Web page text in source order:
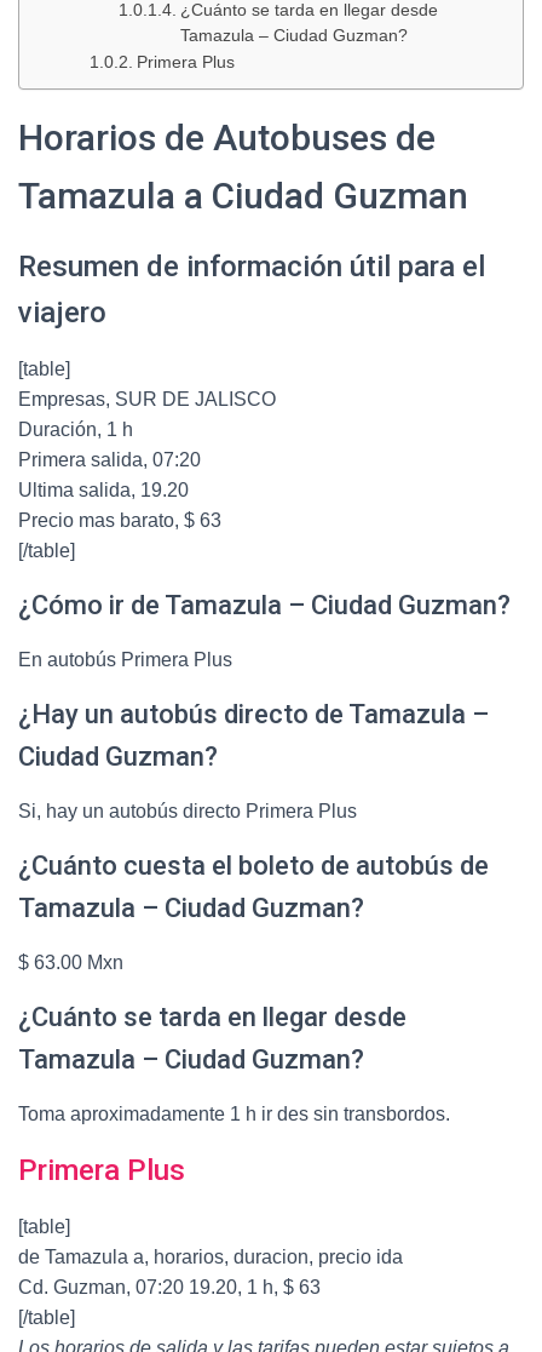
¿Cuánto se tarda en llegar desde
Tamazula – Ciudad Guzman?
Primera Plus
Horarios de Autobuses de
Tamazula a Ciudad Guzman
Resumen de información útil para el
viajero
[table]
Empresas, SUR DE JALISCO
Duración, 1 h
Primera salida, 07:20
Ultima salida, 19.20
Precio mas barato, $ 63
[/table]
¿Cómo ir de Tamazula – Ciudad Guzman?
En autobús Primera Plus
¿Hay un autobús directo de Tamazula –
Ciudad Guzman?
Si, hay un autobús directo Primera Plus
¿Cuánto cuesta el boleto de autobús de
Tamazula – Ciudad Guzman?
$ 63.00 Mxn
¿Cuánto se tarda en llegar desde
Tamazula – Ciudad Guzman?
Toma aproximadamente 1 h ir des sin transbordos.
Primera Plus
[table]
de Tamazula a, horarios, duracion, precio ida
Cd. Guzman, 07:20 19.20, 1 h, $ 63
[/table]
Los horarios de salida y las tarifas pueden estar sujetos a